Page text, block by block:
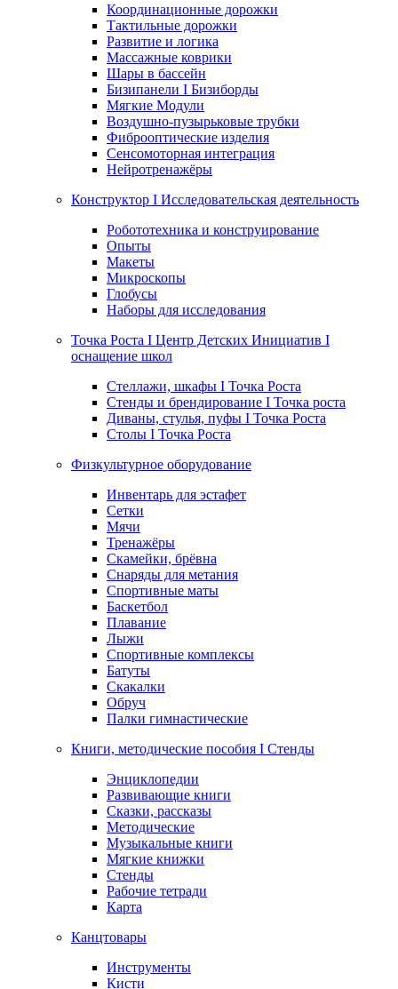
Координационные дорожки
Тактильные дорожки
Развитие и логика
Массажные коврики
Шары в бассейн
Бизипанели I Бизиборды
Мягкие Модули
Воздушно-пузырьковые трубки
Фиброоптические изделия
Сенсомоторная интеграция
Нейротренажёры
Конструктор I Исследовательская деятельность
Робототехника и конструирование
Опыты
Макеты
Микроскопы
Глобусы
Наборы для исследования
Точка Роста I Центр Детских Инициатив I
оснащение школ
Стеллажи, шкафы I Точка Роста
Стенды и брендирование I Точка роста
Диваны, стулья, пуфы I Точка Роста
Столы I Точка Роста
Физкультурное оборудование
Инвентарь для эстафет
Сетки
Мячи
Тренажёры
Скамейки, брёвна
Снаряды для метания
Спортивные маты
Баскетбол
Плавание
Лыжи
Спортивные комплексы
Батуты
Скакалки
Обруч
Палки гимнастические
Книги, методические пособия I Стенды
Энциклопедии
Развивающие книги
Сказки, рассказы
Методические
Музыкальные книги
Мягкие книжки
Стенды
Рабочие тетради
Карта
Канцтовары
Инструменты
Кисти